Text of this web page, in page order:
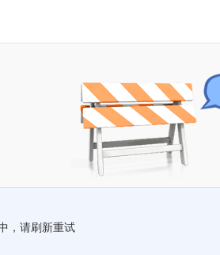
，请刷新重试